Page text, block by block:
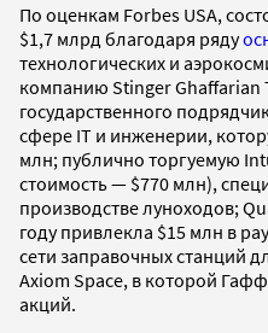
По оценкам Forbes USA,
$1,7 млрд благодаря ряду
технологических и
компанию Stinger Ghaffarian
государственного
сфере IT и инженерии,
млн; публично торгуемую
стоимость — $770 млн),
производстве луноходов;
году привлекла $15 млн в
сети заправочных станций
Axiom Space, в которой
акций.